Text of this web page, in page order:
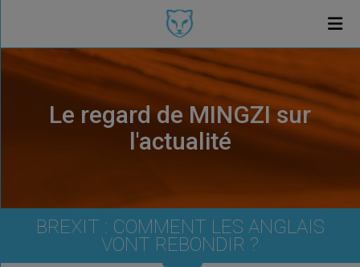
Le regard de MINGZI sur
l'actualité
BREXIT : COMMENT LES ANGLAIS
VONT REBONDIR ?